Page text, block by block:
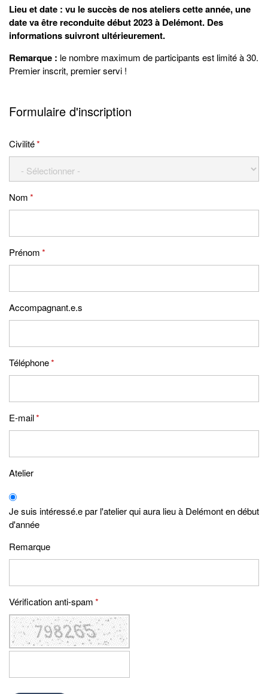
Lieu et date : vu le succès de nos ateliers cette année, une
date va être reconduite début 2023 à Delémont. Des
informations suivront ultérieurement.
Remarque : le nombre maximum de participants est limité à 30.
Premier inscrit, premier servi !
Formulaire d'inscription
Civilité*
Nom*
Prénom*
Accompagnant.e.s
Téléphone*
E-mail*
Atelier
Je suis intéressé.e par l'atelier qui aura lieu à Delémont en début
d'année
Remarque
Vérification anti-spam*